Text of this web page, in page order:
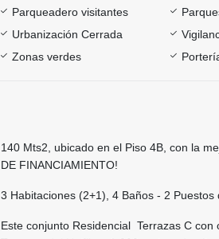
Parqueadero visitantes
Urbanización Cerrada
Zonas verdes
140 Mts2, ubicado en el Piso 4B, con la
DE FINANCIAMIENTO!
3 Habitaciones (2+1), 4 Baños - 2
Este conjunto Residencial Terrazas C